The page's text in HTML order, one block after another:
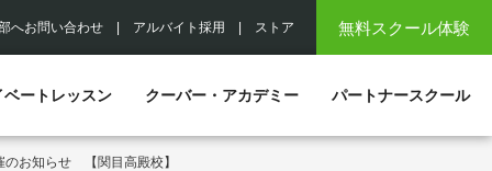
無料スクール体験
へお問い合わせ アルバイト採用 ストア
ベートレッスン クーバー・アカデミー パートナースクール
お知らせ 【関目高殿校】